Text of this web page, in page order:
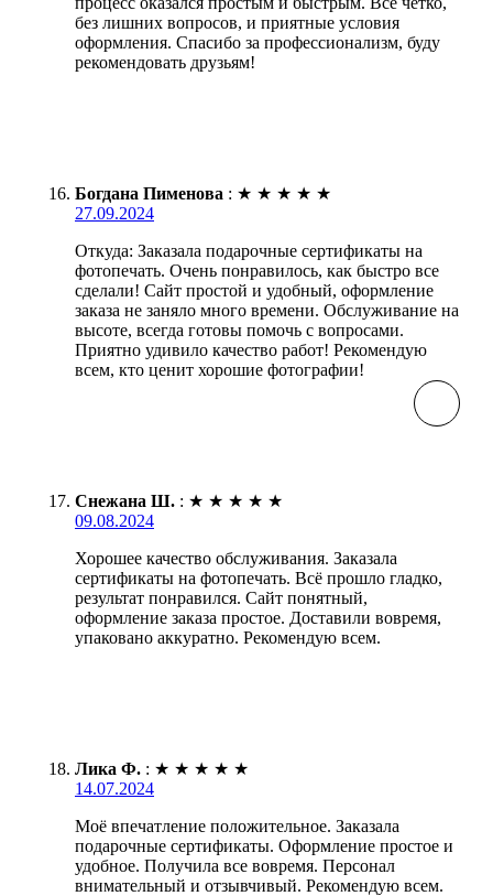
без лишних вопросов, и приятные условия
оформления. Спасибо за профессионализм, буду
рекомендовать друзьям!
Богдана Пименова : ★ ★ ★ ★ ★
27.09.2024
Откуда: Заказала подарочные сертификаты на
фотопечать. Очень понравилось, как быстро все
сделали! Сайт простой и удобный, оформление
заказа не заняло много времени. Обслуживание на
высоте, всегда готовы помочь с вопросами.
Приятно удивило качество работ! Рекомендую
всем, кто ценит хорошие фотографии!
Снежана Ш. : ★ ★ ★ ★ ★
09.08.2024
Хорошее качество обслуживания. Заказала
сертификаты на фотопечать. Всё прошло гладко,
результат понравился. Сайт понятный,
оформление заказа простое. Доставили вовремя,
упаковано аккуратно. Рекомендую всем.
Лика Ф. : ★ ★ ★ ★ ★
14.07.2024
Моё впечатление положительное. Заказала
подарочные сертификаты. Оформление простое и
удобное. Получила все вовремя. Персонал
внимательный и отзывчивый. Рекомендую всем.